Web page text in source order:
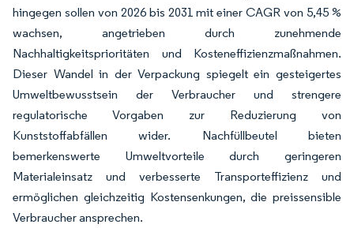
hingegen sollen von 2026 bis 2031 mit einer CAGR von 5,45 %
wachsen, angetrieben durch zunehmende
Nachhaltigkeitsprioritäten und Kosteneffizienzmaßnahmen.
Dieser Wandel in der Verpackung spiegelt ein gesteigertes
Umweltbewusstsein der Verbraucher und strengere
regulatorische Vorgaben zur Reduzierung von
Kunststoffabfällen wider. Nachfüllbeutel bieten
bemerkenswerte Umweltvorteile durch geringeren
Materialeinsatz und verbesserte Transporteffizienz und
ermöglichen gleichzeitig Kostensenkungen, die preissensible
Verbraucher ansprechen.